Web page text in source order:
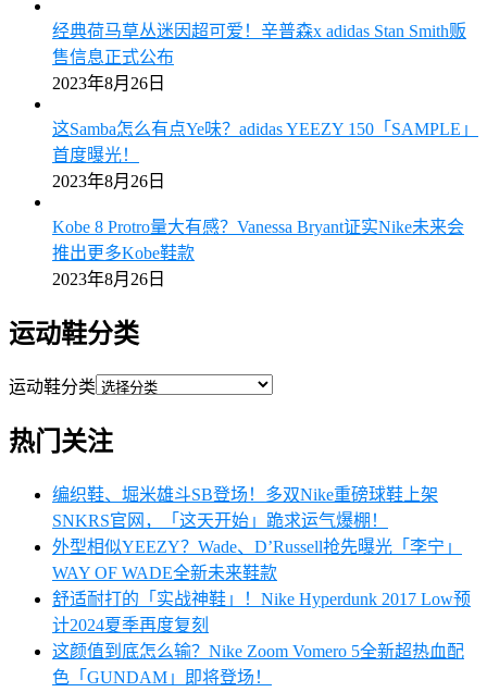
经典荷马草丛迷因超可爱！辛普森x adidas Stan Smith贩
售信息正式公布
2023年8月26日
这Samba怎么有点Ye味？adidas YEEZY 150「SAMPLE」
首度曝光！
2023年8月26日
Kobe 8 Protro量大有感？Vanessa Bryant证实Nike未来会
推出更多Kobe鞋款
2023年8月26日
运动鞋分类
运动鞋分类
热门关注
编织鞋、堀米雄斗SB登场！多双Nike重磅球鞋上架
SNKRS官网，「这天开始」跪求运气爆棚！
外型相似YEEZY？Wade、D’Russell抢先曝光「李宁」
WAY OF WADE全新未来鞋款
舒适耐打的「实战神鞋」！Nike Hyperdunk 2017 Low预
计2024夏季再度复刻
这颜值到底怎么输？Nike Zoom Vomero 5全新超热血配
色「GUNDAM」即将登场！